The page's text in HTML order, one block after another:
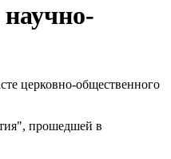
церковно-общественного
прошедшей в